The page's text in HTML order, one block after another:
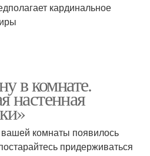
кардинальное
в комнате.
настенная
комнаты появилось
придерживаться